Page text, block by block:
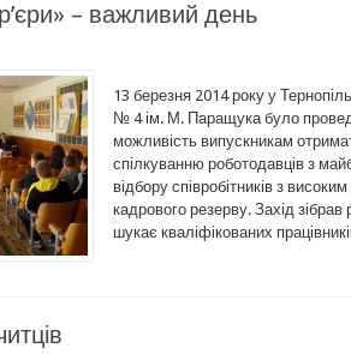
– важливий день
13 березня 2014 року у
№ 4 ім. М. Паращука було
можливість випускникам
спілкуванню роботодавців з
відбору співробітників з
кадрового резерву. Захід
шукає кваліфікованих